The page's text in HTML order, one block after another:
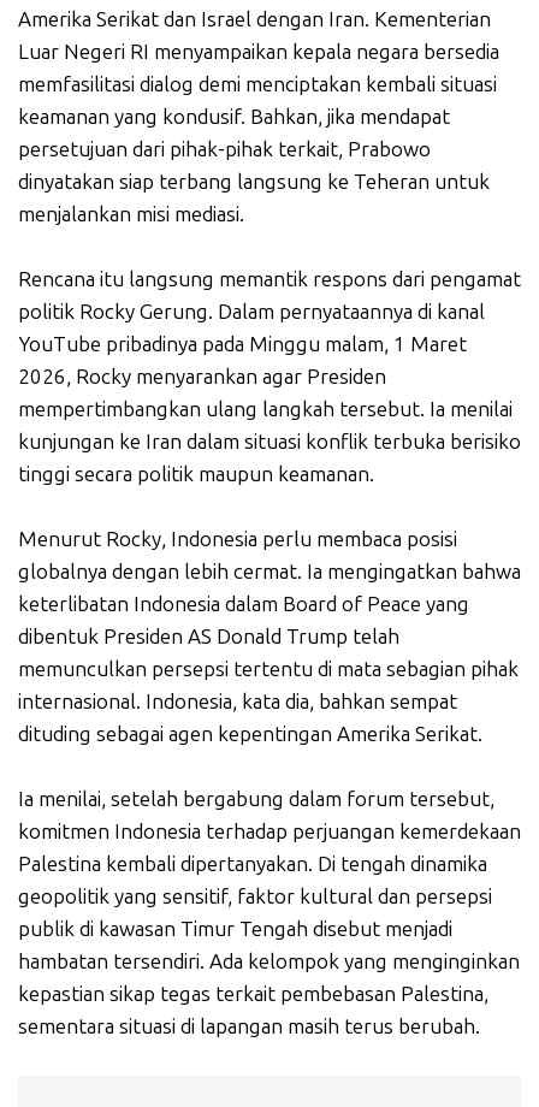
Amerika Serikat dan Israel dengan Iran. Kementerian
Luar Negeri RI menyampaikan kepala negara bersedia
memfasilitasi dialog demi menciptakan kembali situasi
keamanan yang kondusif. Bahkan, jika mendapat
persetujuan dari pihak-pihak terkait, Prabowo
dinyatakan siap terbang langsung ke Teheran untuk
menjalankan misi mediasi.
Rencana itu langsung memantik respons dari pengamat
politik Rocky Gerung. Dalam pernyataannya di kanal
YouTube pribadinya pada Minggu malam, 1 Maret
2026, Rocky menyarankan agar Presiden
mempertimbangkan ulang langkah tersebut. Ia menilai
kunjungan ke Iran dalam situasi konflik terbuka berisiko
tinggi secara politik maupun keamanan.
Menurut Rocky, Indonesia perlu membaca posisi
globalnya dengan lebih cermat. Ia mengingatkan bahwa
keterlibatan Indonesia dalam Board of Peace yang
dibentuk Presiden AS Donald Trump telah
memunculkan persepsi tertentu di mata sebagian pihak
internasional. Indonesia, kata dia, bahkan sempat
dituding sebagai agen kepentingan Amerika Serikat.
Ia menilai, setelah bergabung dalam forum tersebut,
komitmen Indonesia terhadap perjuangan kemerdekaan
Palestina kembali dipertanyakan. Di tengah dinamika
geopolitik yang sensitif, faktor kultural dan persepsi
publik di kawasan Timur Tengah disebut menjadi
hambatan tersendiri. Ada kelompok yang menginginkan
kepastian sikap tegas terkait pembebasan Palestina,
sementara situasi di lapangan masih terus berubah.